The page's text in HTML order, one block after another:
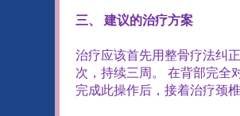
三、 建议的治疗方案
治疗应该首先用整骨疗法纠
次，持续三周。
在背部完全
完成此操作后，接着治疗颈